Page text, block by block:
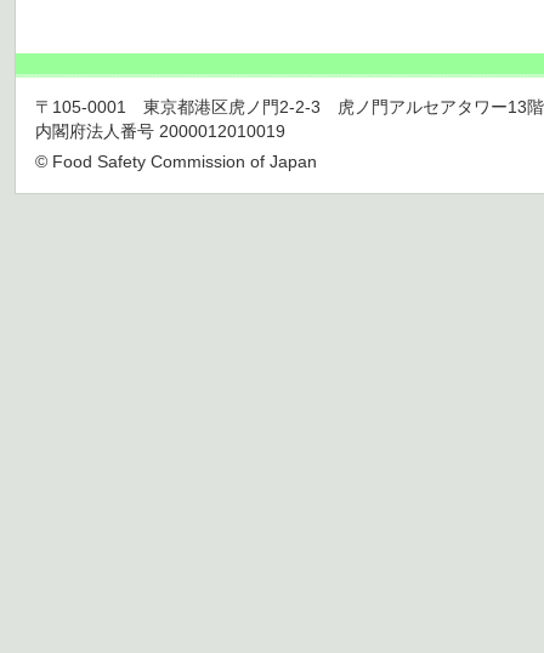
〒105-0001 東京都港区虎ノ門2-2-3 虎ノ門アルセアタワー13
内閣府法人番号 2000012010019
© Food Safety Commission of Japan